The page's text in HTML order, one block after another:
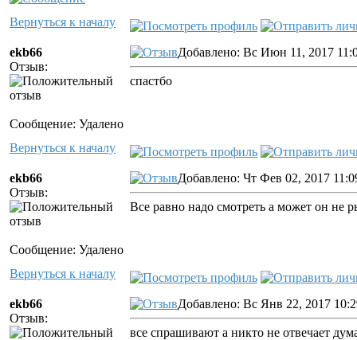
Вернуться к началу
ekb66
Отзыв:
Сообщение: Удалено
Добавлено: Вс Июн 11, 2017
спастбо
Вернуться к началу
ekb66
Отзыв:
Сообщение: Удалено
Добавлено: Чт Фев 02, 2017
Все равно надо смотреть а может он не
Вернуться к началу
ekb66
Отзыв:
Добавлено: Вс Янв 22, 2017
все спрашивают а никто не отвечает